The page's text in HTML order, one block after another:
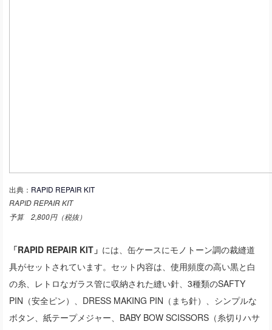
出典： RAPID REPAIR KIT
RAPID REPAIR KIT
予算 2,800円（税抜）
「RAPID REPAIR KIT」 には、缶ケースにモノトーン調の裁縫道
具がセットされています。セット内容は、使用頻度の高い黒と白
の糸、レトロなガラス管に収納された縫い針、3種類のSAFTY
PIN（安全ピン）、DRESS MAKING PIN（まち針）、シンプルな
ボタン、紙テープメジャー、BABY BOW SCISSORS（糸切りハサ